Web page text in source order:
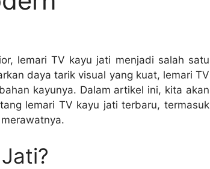
lemari TV kayu jati menjadi salah satu
daya tarik visual yang kuat, lemari TV
kayunya. Dalam artikel ini, kita akan
lemari TV kayu jati terbaru, termasuk